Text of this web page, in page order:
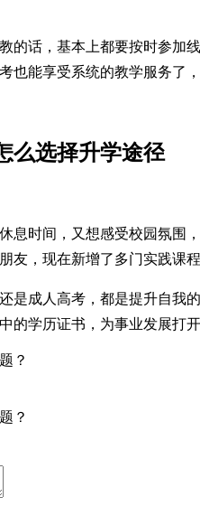
的话，基本上都要按时参加
也能享受系统的教学服务了
么选择升学途径
息时间，又想感受校园氛围
友，现在新增了多门实践课
还是成人高考，都是提升自我
的学历证书，为事业发展打开
？
？